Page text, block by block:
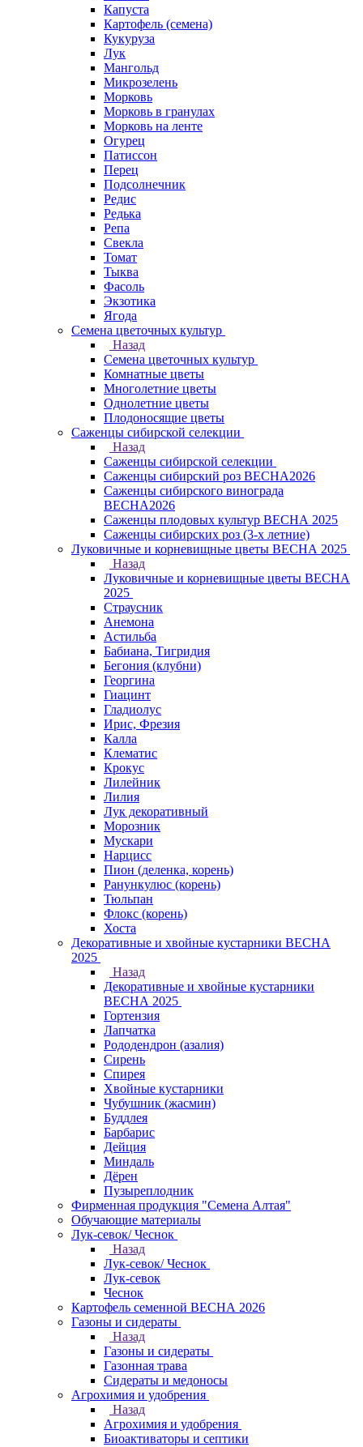
Капуста
Картофель (семена)
Кукуруза
Лук
Мангольд
Микрозелень
Морковь
Морковь в гранулах
Морковь на ленте
Огурец
Патиссон
Перец
Подсолнечник
Редис
Редька
Репа
Свекла
Томат
Тыква
Фасоль
Экзотика
Ягода
Семена цветочных культур
Назад
Семена цветочных культур
Комнатные цветы
Многолетние цветы
Однолетние цветы
Плодоносящие цветы
Саженцы сибирской селекции
Назад
Саженцы сибирской селекции
Саженцы сибирский роз ВЕСНА2026
Саженцы сибирского винограда
ВЕСНА2026
Саженцы плодовых культур ВЕСНА 2025
Саженцы сибирских роз (3-х летние)
Луковичные и корневищные цветы ВЕСНА 2025
Назад
Луковичные и корневищные цветы ВЕСНА
2025
Страусник
Анемона
Астильба
Бабиана, Тигридия
Бегония (клубни)
Георгина
Гиацинт
Гладиолус
Ирис, Фрезия
Калла
Клематис
Крокус
Лилейник
Лилия
Лук декоративный
Морозник
Мускари
Нарцисс
Пион (деленка, корень)
Ранункулюс (корень)
Тюльпан
Флокс (корень)
Хоста
Декоративные и хвойные кустарники ВЕСНА
2025
Назад
Декоративные и хвойные кустарники
ВЕСНА 2025
Гортензия
Лапчатка
Рододендрон (азалия)
Сирень
Спирея
Хвойные кустарники
Чубушник (жасмин)
Буддлея
Барбарис
Дейция
Миндаль
Дёрен
Пузыреплодник
Фирменная продукция "Семена Алтая"
Обучающие материалы
Лук-севок/ Чеснок
Назад
Лук-севок/ Чеснок
Лук-севок
Чеснок
Картофель семенной ВЕСНА 2026
Газоны и сидераты
Назад
Газоны и сидераты
Газонная трава
Сидераты и медоносы
Агрохимия и удобрения
Назад
Агрохимия и удобрения
Биоактиваторы и септики